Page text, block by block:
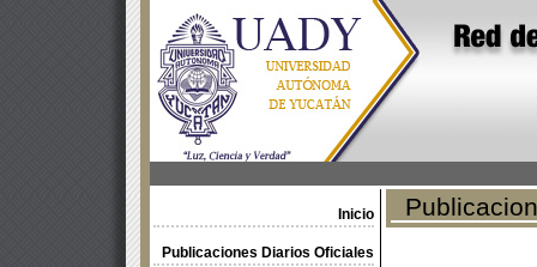
Inicio
Publicaciones Diarios Oficiales